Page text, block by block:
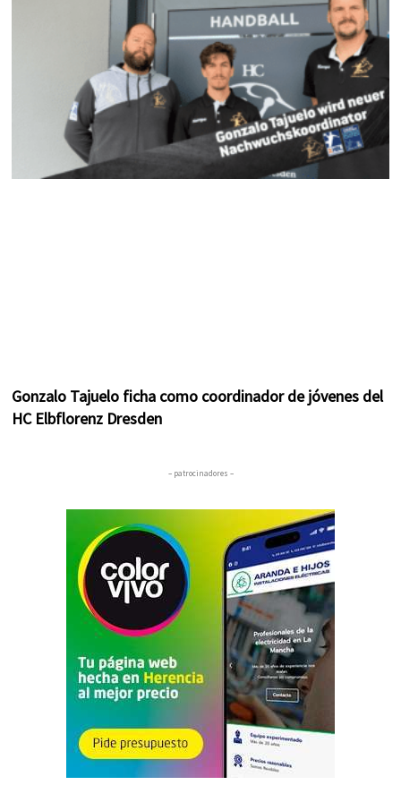
a s
t
Gonzalo Tajuelo ficha como coordinador de jóvenes del
HC Elbflorenz Dresden
– patrocinadores –